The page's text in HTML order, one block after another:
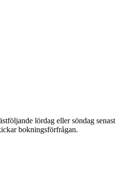
lördag eller söndag senast
bokningsförfrågan.